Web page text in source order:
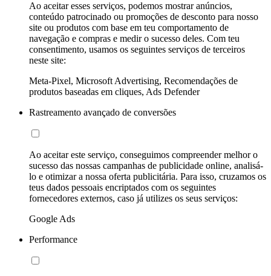
Ao aceitar esses serviços, podemos mostrar anúncios,
conteúdo patrocinado ou promoções de desconto para nosso
site ou produtos com base em teu comportamento de
navegação e compras e medir o sucesso deles. Com teu
consentimento, usamos os seguintes serviços de terceiros
neste site:
Meta-Pixel, Microsoft Advertising, Recomendações de
produtos baseadas em cliques, Ads Defender
Rastreamento avançado de conversões
Ao aceitar este serviço, conseguimos compreender melhor o
sucesso das nossas campanhas de publicidade online, analisá-
lo e otimizar a nossa oferta publicitária. Para isso, cruzamos os
teus dados pessoais encriptados com os seguintes
fornecedores externos, caso já utilizes os seus serviços:
Google Ads
Performance